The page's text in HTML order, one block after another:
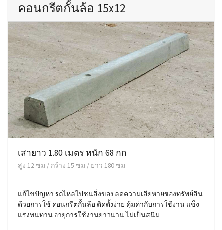
คอนกรีตกั้นล้อ 15x12
เสายาว 1.80 เมตร หนัก 68 กก
สูง 12 ซม / กว้าง 15 ซม / ยาว 180 ซม
แก้ไขปัญหา รถไหลไปชนสิ่งของ ลดความเสียหายของทรัพย์สิน
ด้วยการใช้ คอนกรีตกั้นล้อ ติดตั้งง่าย คุ้มค่ากับการใช้งาน แข็ง
แรงทนทาน อายุการใช้งานยาวนาน ไม่เป็นสนิม